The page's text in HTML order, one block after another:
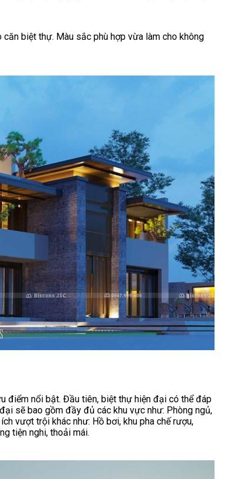
biệt thự. Màu sắc phù hợp vừa làm cho không
điểm nổi bật. Đầu tiên, biệt thự hiện đại có thể đáp
sẽ bao gồm đầy đủ các khu vực như: Phòng ngủ,
vượt trội khác như: Hồ bơi, khu pha chế rượu,
tiện nghi, thoải mái.